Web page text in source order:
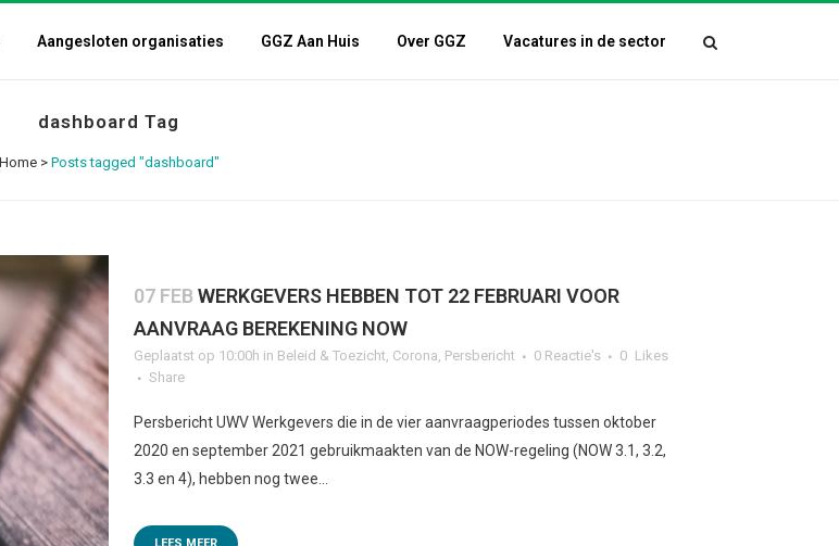
Aangesloten organisaties GGZ Aan Huis Over GGZ Vacatures in de sector
dashboard Tag
Home> Posts tagged "dashboard"
07 FEB WERKGEVERS HEBBEN TOT 22 FEBRUARI VOOR
AANVRAAG BEREKENING NOW
Geplaatst op 10:00h in Beleid & Toezicht, Corona, Persbericht 0 Reactie's 0 Likes
Share
Persbericht UWV Werkgevers die in de vier aanvraagperiodes tussen oktober
2020 en september 2021 gebruikmaakten van de NOW-regeling (NOW 3.1, 3.2,
3.3 en 4), hebben nog twee...